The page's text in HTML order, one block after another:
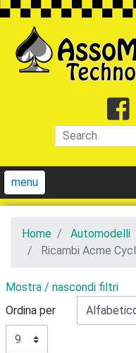
menu
Home Automodelli
Ricambi Acme
Mostra / nascondi filtri
Ordina per